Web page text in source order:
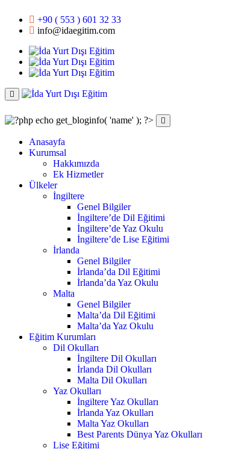
+90 ( 553 ) 601 32 33
info@idaegitim.com
Anasayfa
Kurumsal
Hakkımızda
Ek Hizmetler
Ülkeler
İngiltere
Genel Bilgiler
İngiltere’de Dil Eğitimi
İngiltere’de Yaz Okulu
İngiltere’de Lise Eğitimi
İrlanda
Genel Bilgiler
İrlanda’da Dil Eğitimi
İrlanda’da Yaz Okulu
Malta
Genel Bilgiler
Malta’da Dil Eğitimi
Malta’da Yaz Okulu
Eğitim Kurumları
Dil Okulları
İngiltere Dil Okulları
İrlanda Dil Okulları
Malta Dil Okulları
Yaz Okulları
İngiltere Yaz Okulları
İrlanda Yaz Okulları
Malta Yaz Okulları
Best Parents Dünya Yaz Okulları
Lise Eğitimi